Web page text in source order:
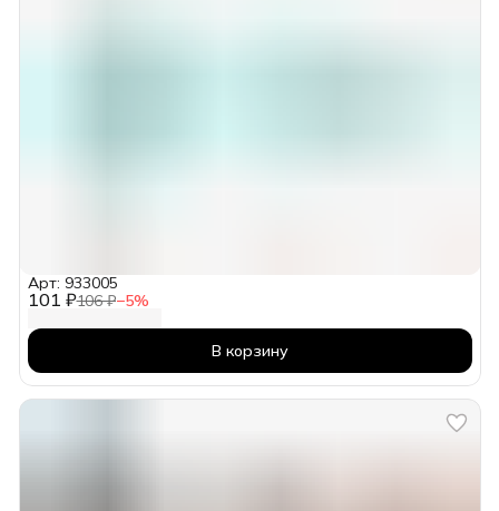
101 ₽106 ₽−5%
Арт: 933005
В корзину